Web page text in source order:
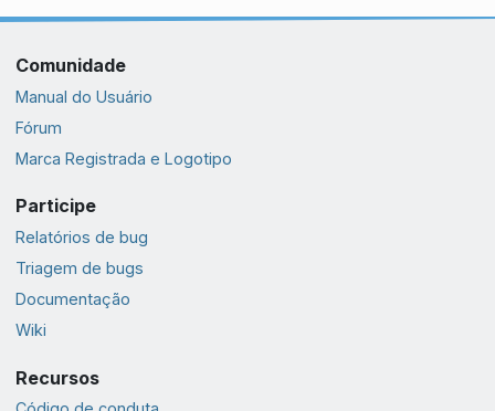
Comunidade
Manual do Usuário
Fórum
Marca Registrada e Logotipo
Participe
Relatórios de bug
Triagem de bugs
Documentação
Wiki
Recursos